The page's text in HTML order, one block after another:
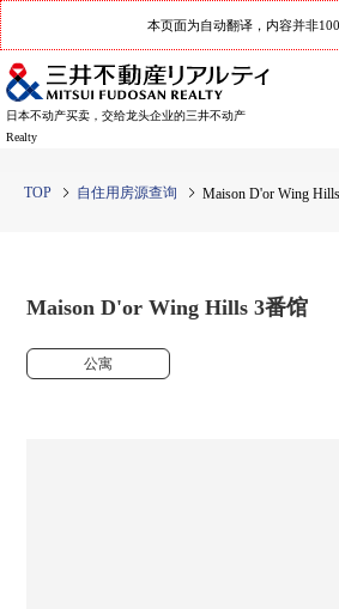
本页面为自动翻译，内容并非
日本不动产买卖，交给龙头企业的三井不动产
Realty
TOP 自住用房源查询 Maison D'or Wing
Maison D'or Wing Hills 3番馆
公寓